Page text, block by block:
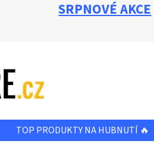
SRPNOVÉ AKCE
TOP PRODUKTY NA HUBNUTÍ 🔥